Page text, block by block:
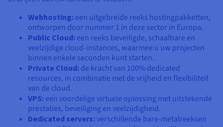
Webhosting: een uitgebreide reeks hostingpakketten,
ontworpen door nummer 1 in deze sector in Europa.
Public Cloud: een reeks beveiligde, schaalbare en
veelzijdige cloud-instances, waarmee u uw projecten
binnen enkele seconden kunt starten.
Private Cloud: de kracht van 100% dedicated
resources, in combinatie met de vrijheid en flexibiliteit
van de cloud.
VPS: een voordelige virtuele oplossing met uitstekende
prestaties, beveiliging en veelzijdigheid.
Dedicated servers: verschillende bare-metalreeksen